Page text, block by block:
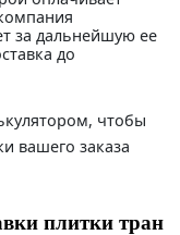
за дальнейшую ее
до
чтобы
вашего заказа